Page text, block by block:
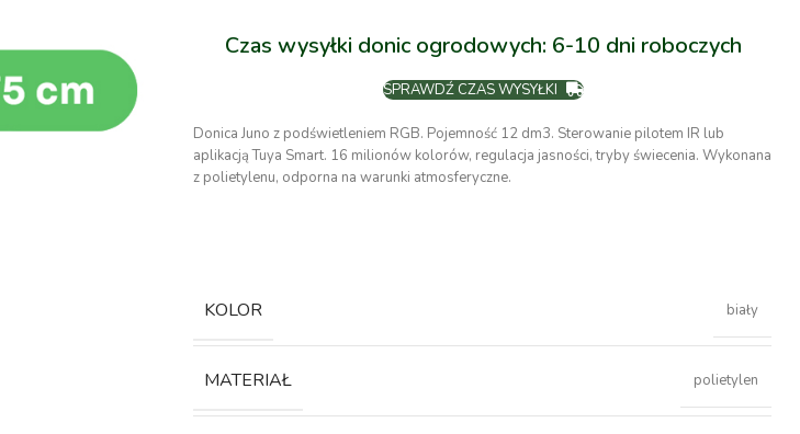
Czas wysyłki donic ogrodowych: 6-10 dni roboczych
SPRAWDŹ CZAS WYSYŁKI
Donica Juno z podświetleniem RGB. Pojemność 12 dm3. Sterowanie pilotem IR lub
aplikacją Tuya Smart. 16 milionów kolorów, regulacja jasności, tryby świecenia. Wykonana
z polietylenu, odporna na warunki atmosferyczne.
KOLOR biały
MATERIAŁ polietylen